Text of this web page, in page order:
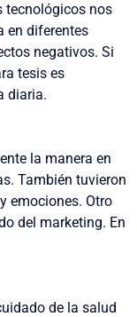
tecnológicos nos
en diferentes
negativos. Si
tesis es
diaria.
la manera en
También tuvieron
emociones. Otro
del marketing. En
de la salud